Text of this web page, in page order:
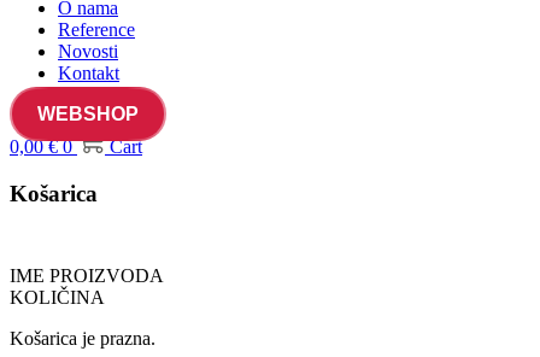
O nama
Reference
Novosti
Kontakt
WEBSHOP
0,00€ 0 Cart
Košarica
IME PROIZVODA
KOLIČINA
Košarica je prazna.